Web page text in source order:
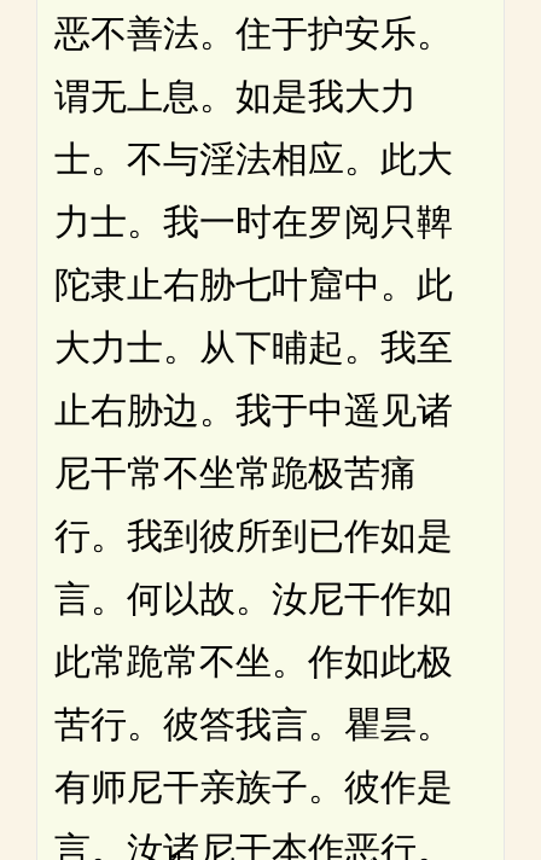
恶不善法。住于护安乐。
谓无上息。如是我大力
士。不与淫法相应。此大
力士。我一时在罗阅只鞞
陀隶止右胁七叶窟中。此
大力士。从下晡起。我至
止右胁边。我于中遥见诸
尼干常不坐常跪极苦痛
行。我到彼所到已作如是
言。何以故。汝尼干作如
此常跪常不坐。作如此极
苦行。彼答我言。瞿昙。
有师尼干亲族子。彼作是
言。汝诸尼干本作恶行。